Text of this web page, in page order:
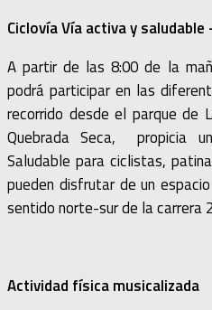
Ciclovía Vía activa y saludable
A partir de las 8:00 de la
podrá participar en las
recorrido desde el parque de
Quebrada Seca, propicia
Saludable para ciclistas,
pueden disfrutar de un
sentido norte-sur de la carrera
Actividad física musicalizada